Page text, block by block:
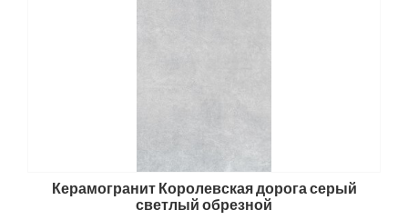
Керамогранит Королевская дорога серый
светлый обрезной